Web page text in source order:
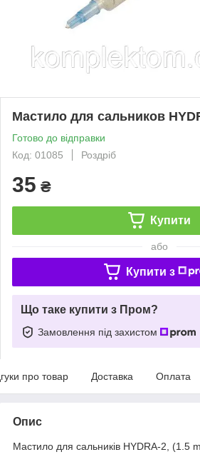
Мастило для сальников
Готово до відправки
Код: 01085
Роздріб
35 ₴
Купити
або
Купити з
Що таке купити з Пром?
Замовлення під захистом
про товар Доставка Оплата
Опис
Мастило для сальників HYDRA-2, (1.5